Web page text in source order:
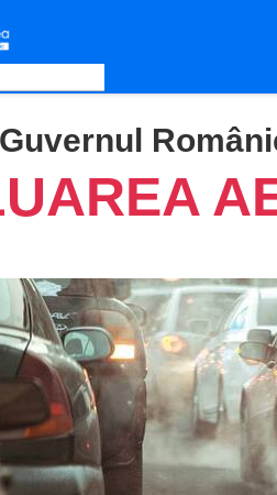
Guvernul